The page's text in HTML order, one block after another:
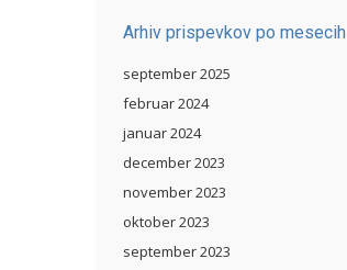
Arhiv prispevkov po mesecih
september 2025
februar 2024
januar 2024
december 2023
november 2023
oktober 2023
september 2023